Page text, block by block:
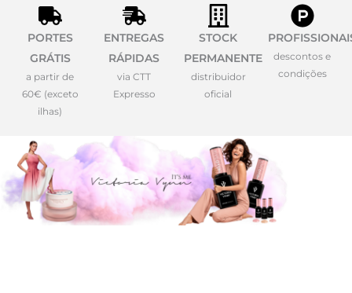
PORTES
GRÁTIS
a partir de
60€ (exceto
ilhas)
ENTREGAS
RÁPIDAS
via CTT
Expresso
STOCK
PERMANENTE
distribuidor
oficial
descontos e
condições